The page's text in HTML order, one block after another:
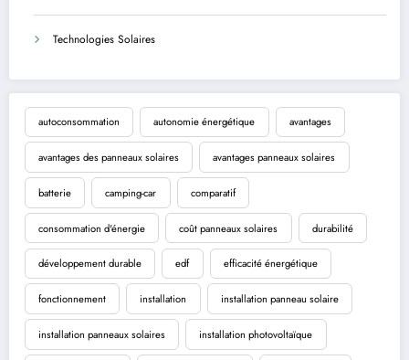
Technologies Solaires
autoconsommation autonomie énergétique avantages
avantages des panneaux solaires avantages panneaux solaires
batterie camping-car comparatif
consommation d'énergie coût panneaux solaires durabilité
développement durable edf efficacité énergétique
fonctionnement installation installation panneau solaire
installation panneaux solaires installation photovoltaïque